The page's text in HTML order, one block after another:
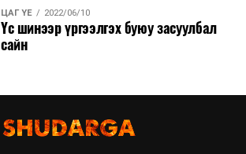
ЦАГ ҮЕ 2022/06/10
Үс шинээр үргээлгэх буюу засуулбал
сайн